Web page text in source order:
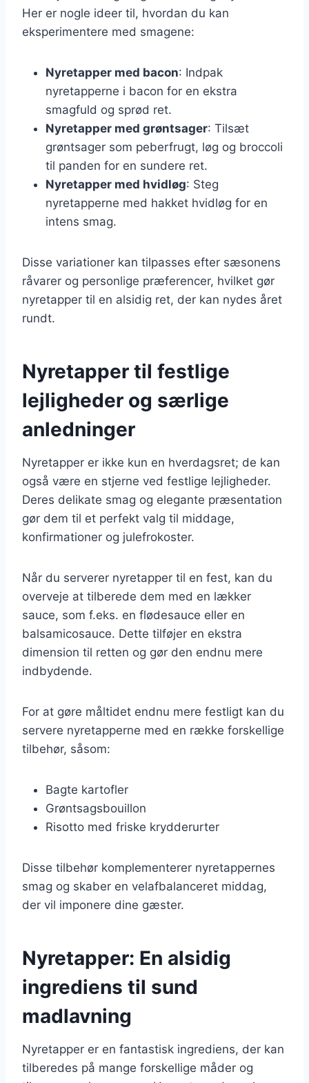
Her er nogle ideer til, hvordan du kan
eksperimentere med smagene:
Nyretapper med bacon: Indpak
nyretapperne i bacon for en ekstra
smagfuld og sprød ret.
Nyretapper med grøntsager: Tilsæt
grøntsager som peberfrugt, løg og broccoli
til panden for en sundere ret.
Nyretapper med hvidløg: Steg
nyretapperne med hakket hvidløg for en
intens smag.
Disse variationer kan tilpasses efter sæsonens
råvarer og personlige præferencer, hvilket gør
nyretapper til en alsidig ret, der kan nydes året
rundt.
Nyretapper til festlige
lejligheder og særlige
anledninger
Nyretapper er ikke kun en hverdagsret; de kan
også være en stjerne ved festlige lejligheder.
Deres delikate smag og elegante præsentation
gør dem til et perfekt valg til middage,
konfirmationer og julefrokoster.
Når du serverer nyretapper til en fest, kan du
overveje at tilberede dem med en lækker
sauce, som f.eks. en flødesauce eller en
balsamicosauce. Dette tilføjer en ekstra
dimension til retten og gør den endnu mere
indbydende.
For at gøre måltidet endnu mere festligt kan du
servere nyretapperne med en række forskellige
tilbehør, såsom:
Bagte kartofler
Grøntsagsbouillon
Risotto med friske krydderurter
Disse tilbehør komplementerer nyretappernes
smag og skaber en velafbalanceret middag,
der vil imponere dine gæster.
Nyretapper: En alsidig
ingrediens til sund
madlavning
Nyretapper er en fantastisk ingrediens, der kan
tilberedes på mange forskellige måder og